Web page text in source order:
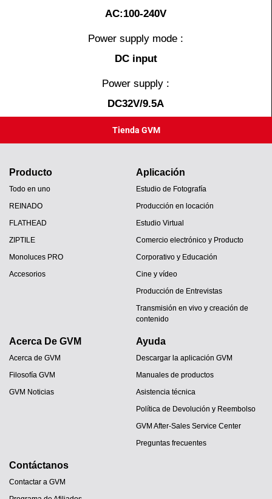
AC:100-240V
Power supply mode :
DC input
Power supply :
DC32V/9.5A
Tienda GVM
Producto
Todo en uno
REINADO
FLATHEAD
ZIPTILE
Monoluces PRO
Accesorios
Aplicación
Estudio de Fotografía
Producción en locación
Estudio Virtual
Comercio electrónico y Producto
Corporativo y Educación
Cine y vídeo
Producción de Entrevistas
Transmisión en vivo y creación de
contenido
Acerca De GVM
Acerca de GVM
Filosofía GVM
GVM Noticias
Ayuda
Descargar la aplicación GVM
Manuales de productos
Asistencia técnica
Política de Devolución y Reembolso
GVM After-Sales Service Center
Preguntas frecuentes
Contáctanos
Contactar a GVM